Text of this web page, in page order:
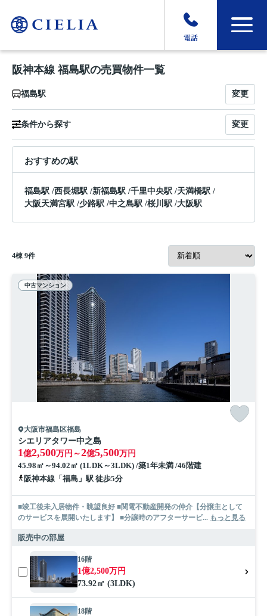
電話
阪神本線 福島駅の売買物件一覧
福島駅 変更
条件から探す 変更
おすすめの駅
福島駅 /西長堀駅 /新福島駅 /千里中央駅 /天満橋駅 /
大阪天満宮駅 /少路駅 /中之島駅 /桜川駅 /大阪駅
4棟 9件
中古マンション
大阪市福島区福島
シエリアタワー中之島
1 億2,500万円～2億5,500万円
45.98㎡～94.02㎡ (1LDK～3LDK) /築1年未満 /46階建
阪神本線「福島」駅 徒歩5分
■竣工後未入居物件・眺望良好 ■関電不動産開発の仲介【分譲主として
のサービスを展開いたします】 ■分譲時のアフターサービ... もっと見る
販売中の部屋
16階
1億2,500万円
73.92㎡ (3LDK)
18階